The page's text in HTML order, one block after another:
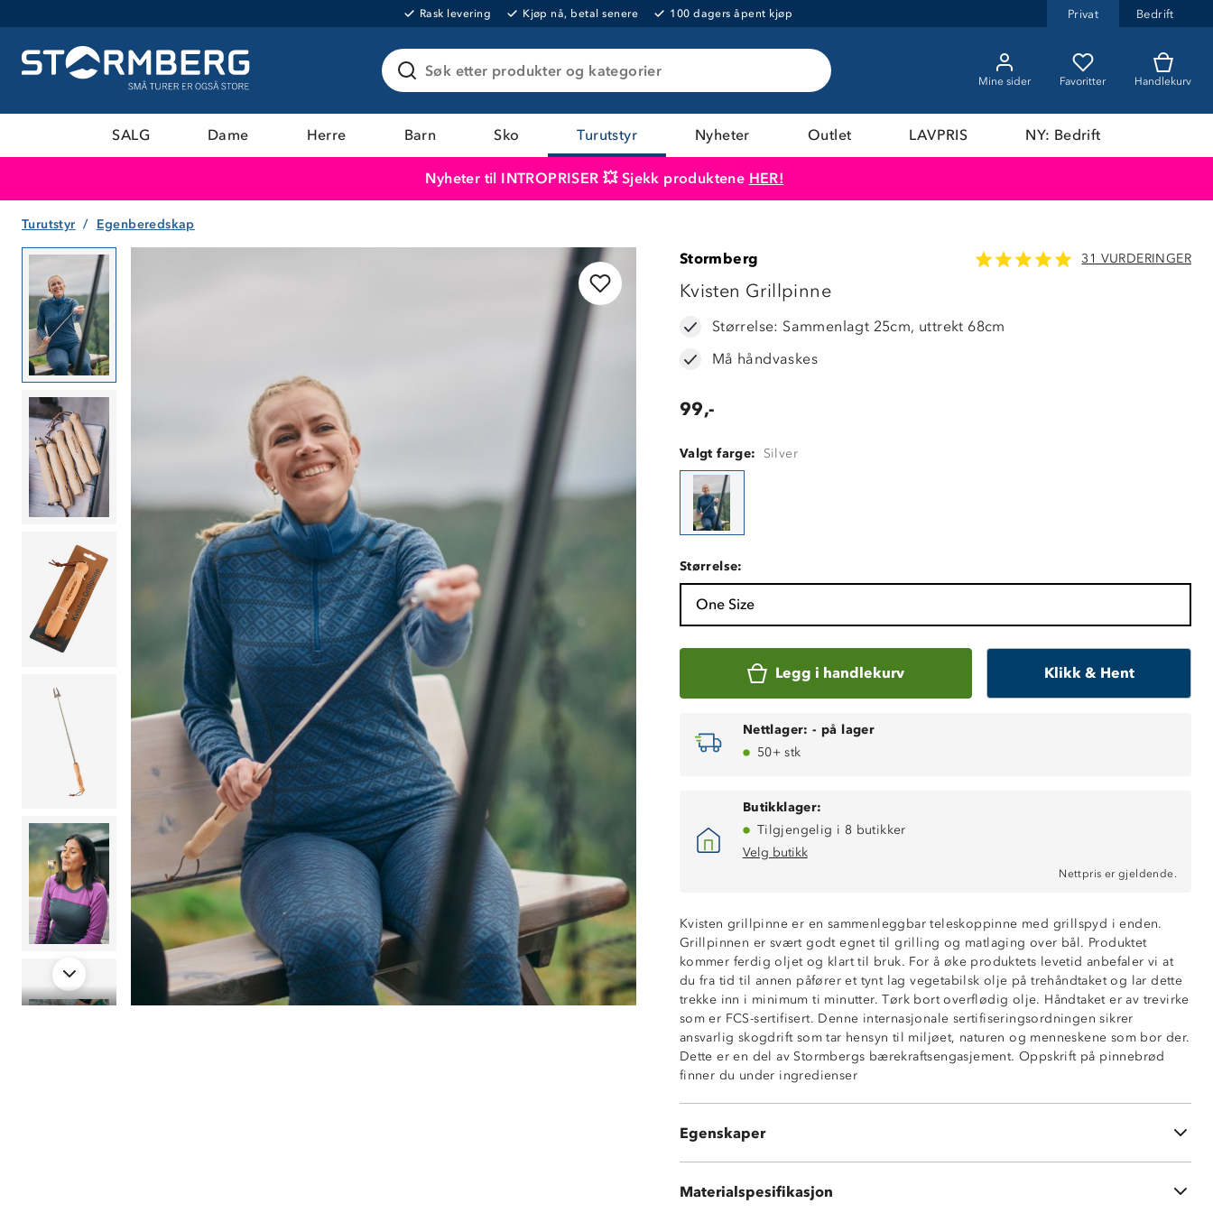
Rask levering Kjøp nå, betal senere 100 dagers åpent kjøp Privat Bedrift
Søk etter produkter og kategorier
Mine sider Favoritter Handlekurv
SALG Dame Herre Barn Sko Turutstyr Nyheter Outlet LAVPRIS NY: Bedrift
Nyheter til INTROPRISER 💥 Sjekk produktene HER!
Turutstyr Egenberedskap
Stormberg 31 VURDERINGER
Kvisten Grillpinne
Størrelse: Sammenlagt 25cm, uttrekt 68cm
Må håndvaskes
99,-
Valgt farge: Silver
Størrelse:
One Size
Legg i handlekurv Klikk & Hent
Nettlager: - på lager
50+ stk
Butikklager:
Tilgjengelig i 8 butikker
Velg butikk
Nettpris er gjeldende.
Kvisten grillpinne er en sammenleggbar teleskoppinne med grillspyd i enden.
Grillpinnen er svært godt egnet til grilling og matlaging over bål. Produktet
kommer ferdig oljet og klart til bruk. For å øke produktets levetid anbefaler vi at
du fra tid til annen påfører et tynt lag vegetabilsk olje på trehåndtaket og lar dette
trekke inn i minimum ti minutter. Tørk bort overflødig olje. Håndtaket er av trevirke
som er FCS-sertifisert. Denne internasjonale sertifiseringsordningen sikrer
ansvarlig skogdrift som tar hensyn til miljøet, naturen og menneskene som bor der.
Dette er en del av Stormbergs bærekraftsengasjement. Oppskrift på pinnebrød
finner du under ingredienser
Egenskaper
Må håndvaskes
Materialspesifikasjon
FCS-sertifisert tre som sikrer ansvarlig skogdrift
Oppskrift på pinnebrød (ca 8 stk): 4 dl hvetemel 1/2 ts salt 1/2 ts sukker 2 ts
bakepulver 4 ss smeltet smør eller rapsolje 1 ½ dl melk Denne deigen lages
til deigen er passe klissete. Hvis du vil ha pinnebrød utenpå grillpølser, er det lurt
salamibiter i deigen hvis du ønsker å variere litt. For en søt variant kan deigen